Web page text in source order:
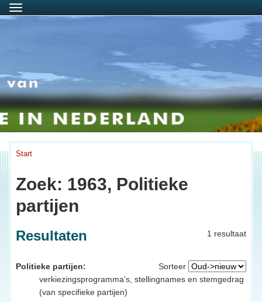
Menu
Start
Zoek: 1963, Politieke
partijen
1 resultaat
Resultaten
Sorteer
Politieke partijen:
verkiezingsprogramma’s, stellingnames en stemgedrag
(van specifieke partijen)